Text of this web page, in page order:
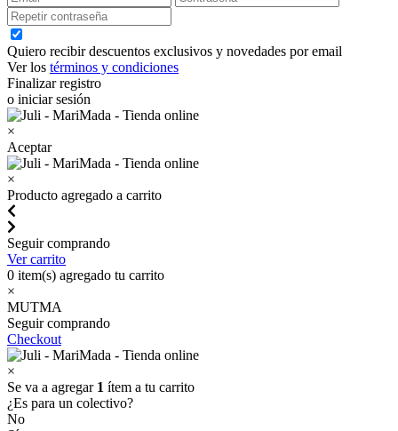
Quiero recibir descuentos exclusivos y novedades por email
Ver los términos y condiciones
Finalizar registro
o iniciar sesión
×
Aceptar
×
Producto agregado a carrito
Seguir comprando
Ver carrito
0 item(s) agregado tu carrito
×
MUTMA
Seguir comprando
Checkout
×
Se va a agregar 1 ítem a tu carrito
¿Es para un colectivo?
No